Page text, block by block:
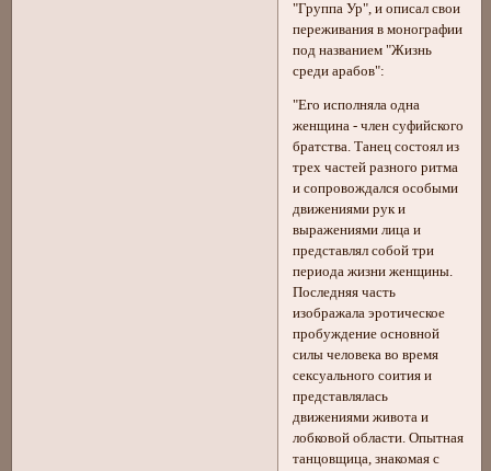
"Группа Ур", и описал свои
переживания в монографии
под названием "Жизнь
среди арабов":
"Его исполняла одна
женщина - член суфийского
братства. Танец состоял из
трех частей разного ритма
и сопровождался особыми
движениями рук и
выражениями лица и
представлял собой три
периода жизни женщины.
Последняя часть
изображала эротическое
пробуждение основной
силы человека во время
сексуального соития и
представлялась
движениями живота и
лобковой области. Опытная
танцовщица, знакомая с